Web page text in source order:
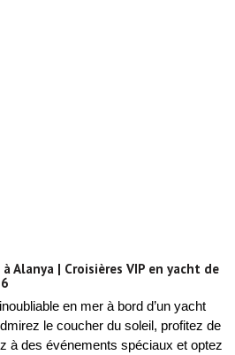
Alanya | Croisières VIP en yacht de
en mer à bord d’un yacht
le coucher du soleil, profitez de
à des événements spéciaux et optez